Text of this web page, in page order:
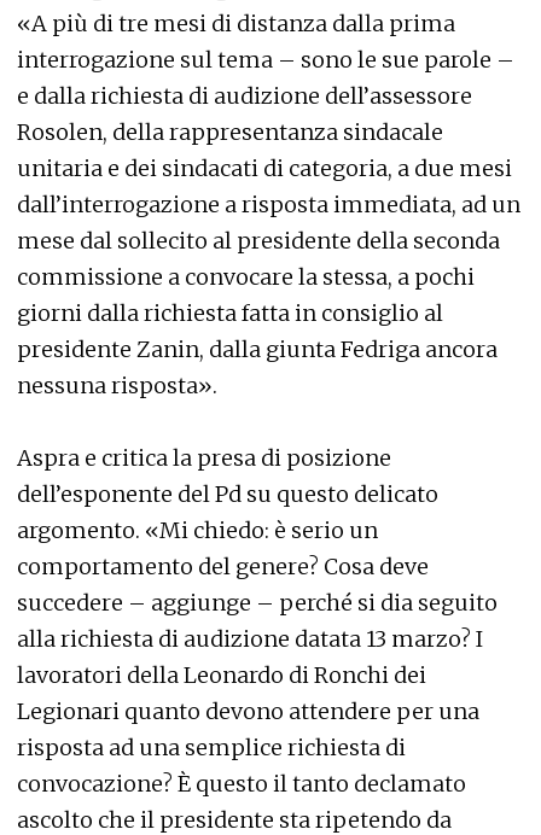
«A più di tre mesi di distanza dalla prima
interrogazione sul tema – sono le sue parole –
e dalla richiesta di audizione dell’assessore
Rosolen, della rappresentanza sindacale
unitaria e dei sindacati di categoria, a due mesi
dall’interrogazione a risposta immediata, ad un
mese dal sollecito al presidente della seconda
commissione a convocare la stessa, a pochi
giorni dalla richiesta fatta in consiglio al
presidente Zanin, dalla giunta Fedriga ancora
nessuna risposta».
Aspra e critica la presa di posizione
dell’esponente del Pd su questo delicato
argomento. «Mi chiedo: è serio un
comportamento del genere? Cosa deve
succedere – aggiunge – perché si dia seguito
alla richiesta di audizione datata 13 marzo? I
lavoratori della Leonardo di Ronchi dei
Legionari quanto devono attendere per una
risposta ad una semplice richiesta di
convocazione? È questo il tanto declamato
ascolto che il presidente sta ripetendo da